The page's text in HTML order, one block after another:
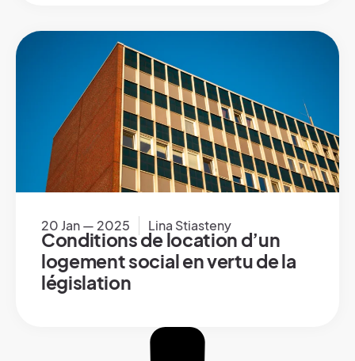
20 Jan — 2025 Lina Stiasteny
Conditions de location d’un
logement social en vertu de la
législation